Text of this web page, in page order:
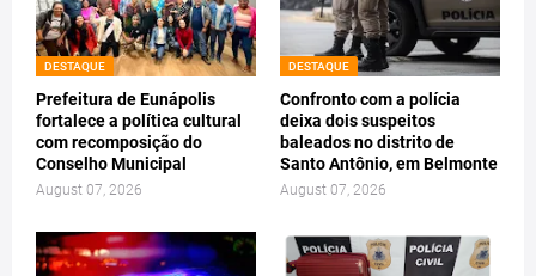
DESTAQUE
Prefeitura de Eunápolis
fortalece a política cultural
com recomposição do
Conselho Municipal
August 07, 2026
DESTAQUE
Confronto com a polícia
deixa dois suspeitos
baleados no distrito de
Santo Antônio, em Belmonte
August 07, 2026